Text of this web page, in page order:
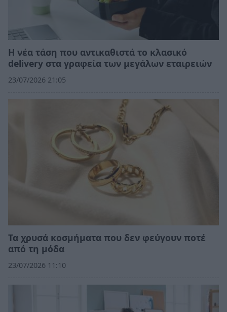
Η νέα τάση που αντικαθιστά το κλασικό
delivery στα γραφεία των μεγάλων εταιρειών
23/07/2026 21:05
Τα χρυσά κοσμήματα που δεν φεύγουν ποτέ
από τη μόδα
23/07/2026 11:10